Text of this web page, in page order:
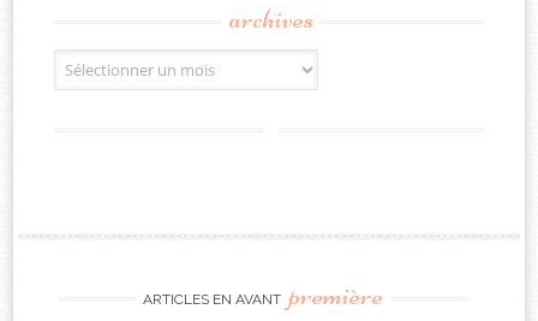
archives
Archives
ARTICLES EN AVANT première